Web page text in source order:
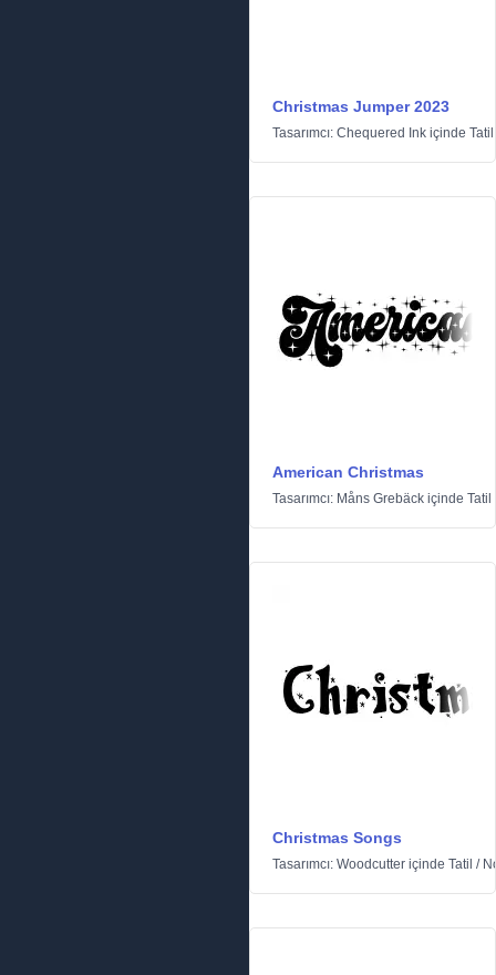
Christmas Jumper 2023
Tasarımcı: Chequered Ink içinde Tatil
American Christmas
Tasarımcı: Måns Grebäck içinde Tatil
Christmas Songs
Tasarımcı: Woodcutter içinde Tatil /